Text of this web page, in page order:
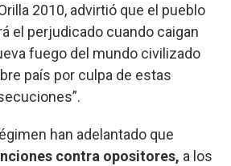
2010, advirtió que el pueblo
el perjudicado cuando caigan
fuego del mundo civilizado
país por culpa de estas
han adelantado que
contra opositores, a los